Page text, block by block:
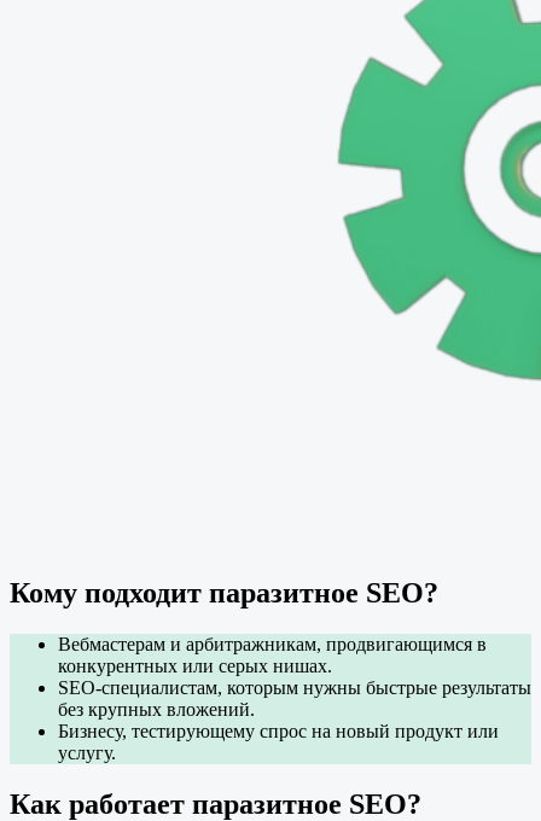
Кому подходит паразитное SEO?
Вебмастерам и арбитражникам, продвигающимся в
конкурентных или серых нишах.
SEO-специалистам, которым нужны быстрые результаты
без крупных вложений.
Бизнесу, тестирующему спрос на новый продукт или
услугу.
Как работает паразитное SEO?